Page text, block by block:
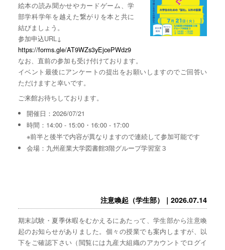
絵本の読み聞かせやカードゲーム、学
部学科学年を越えた繋がりを本と共に
結びましょう。
参加申込URL↓
https://forms.gle/AT9WZs3yEjcePWdz9
なお、直前の参加も受け付けております。
イベント最後にアンケートの提出をお願いしますのでご回答い
ただけますと幸いです。
ご来館お待ちしております。
開催日：2026/07/21
時間：14:00 - 15:00・16:00 - 17:00
※前半と後半で内容が異なりますので連続して参加可能です
会場：九州産業大学図書館3階グループ学習室３
注意喚起（学生部）｜2026.07.14
期末試験・夏季休暇をむかえるにあたって、学生部から注意喚
起のお知らせがありました。個々の授業でも案内しますが、以
下をご確認下さい（閲覧には九産大組織のアカウントでログイ